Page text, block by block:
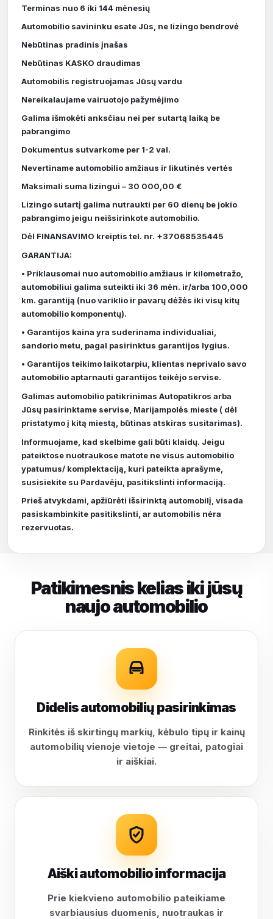
Terminas nuo 6 iki 144 mėnesių
Automobilio savininku esate Jūs, ne lizingo bendrovė
Nebūtinas pradinis įnašas
Nebūtinas KASKO draudimas
Automobilis registruojamas Jūsų vardu
Nereikalaujame vairuotojo pažymėjimo
Galima išmokėti anksčiau nei per sutartą laiką be
pabrangimo
Dokumentus sutvarkome per 1-2 val.
Nevertiname automobilio amžiaus ir likutinės vertės
Maksimali suma lizingui – 30 000,00 €
Lizingo sutartį galima nutraukti per 60 dienų be jokio
pabrangimo jeigu neišsirinkote automobilio.
Dėl FINANSAVIMO kreiptis tel. nr. +37068535445
GARANTIJA:
• Priklausomai nuo automobilio amžiaus ir kilometražo,
automobiliui galima suteikti iki 36 mėn. ir/arba 100,000
km. garantiją (nuo variklio ir pavarų dėžės iki visų kitų
automobilio komponentų).
• Garantijos kaina yra suderinama individualiai,
sandorio metu, pagal pasirinktus garantijos lygius.
• Garantijos teikimo laikotarpiu, klientas neprivalo savo
automobilio aptarnauti garantijos teikėjo servise.
Galimas automobilio patikrinimas Autopatikros arba
Jūsų pasirinktame servise, Marijampolės mieste ( dėl
pristatymo į kitą miestą, būtinas atskiras susitarimas).
Informuojame, kad skelbime gali būti klaidų. Jeigu
pateiktose nuotraukose matote ne visus automobilio
ypatumus/ komplektaciją, kuri pateikta aprašyme,
susisiekite su Pardavėju, pasitikslinti informaciją.
Prieš atvykdami, apžiūrėti išsirinktą automobilį, visada
pasiskambinkite pasitikslinti, ar automobilis nėra
rezervuotas.
Patikimesnis kelias iki jūsų
naujo automobilio
Didelis automobilių pasirinkimas
Rinkitės iš skirtingų markių, kėbulo tipų ir kainų
automobilių vienoje vietoje — greitai, patogiai
ir aiškiai.
Aiški automobilio informacija
Prie kiekvieno automobilio pateikiame
svarbiausius duomenis, nuotraukas ir